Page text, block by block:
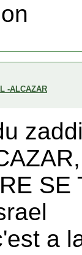
-ALCAZAR
SE
a